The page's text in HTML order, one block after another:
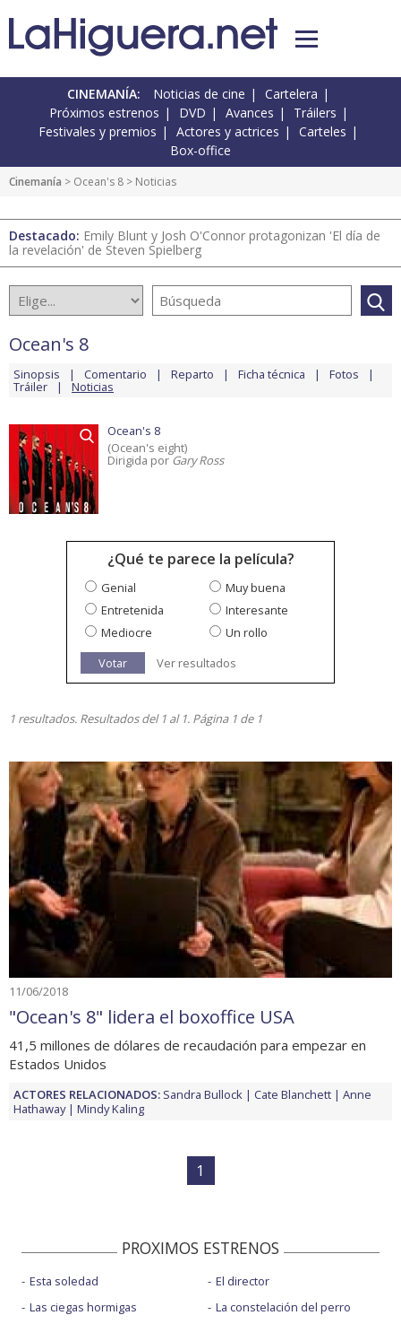
CINEMANÍA: Noticias de cine
Cartelera
Próximos estrenos
DVD Avances
Tráilers
Festivales y premios
Actores y actrices
Carteles
Box-office
Cinemanía > Ocean's 8 > Noticias
Destacado: Emily Blunt y Josh O'Connor protagonizan 'El día de
la revelación' de Steven Spielberg
Ocean's 8
Sinopsis Comentario Reparto Ficha técnica Fotos
Tráiler Noticias
Ocean's 8
(Ocean's eight)
Dirigida porGary Ross
¿Qué te parece la película?
Genial
Muy buena
Entretenida
Interesante
Mediocre
Un rollo
Votar
Ver resultados
1 resultados. Resultados del 1 al 1. Página 1 de 1
11/06/2018
"Ocean's 8" lidera el boxoffice USA
41,5 millones de dólares de recaudación para empezar en
Estados Unidos
ACTORES RELACIONADOS: Sandra Bullock Cate Blanchett
Anne
Hathaway
Mindy Kaling
1
PROXIMOS ESTRENOS
Esta soledad
Las ciegas hormigas
El director
La constelación del perro